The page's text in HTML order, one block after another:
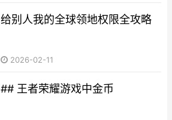
给别人我的全球领地权限全攻略
2026-02-11
## 王者荣耀游戏中金币